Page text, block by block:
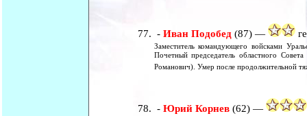
- Иван Подобед (87) —
Заместитель командующего войсками
Почетный председатель областного
Романович). Умер после продолжительной
- Юрий Корнев (62) —